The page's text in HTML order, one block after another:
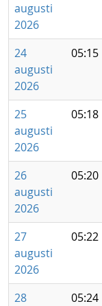
augusti
2026
24
augusti
2026
05:15
25
augusti
2026
05:18
26
augusti
2026
05:20
27
augusti
2026
05:22
28
05:24